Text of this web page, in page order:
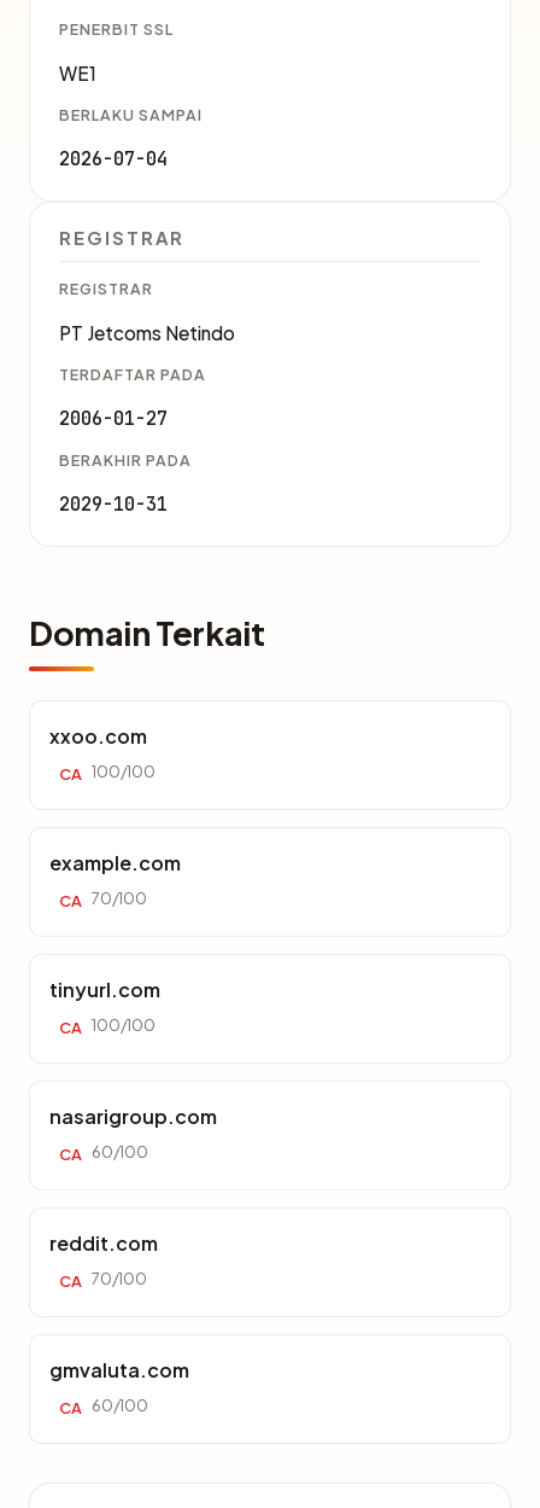
PENERBIT SSL
WE1
BERLAKU SAMPAI
2026-07-04
REGISTRAR
REGISTRAR
PT Jetcoms Netindo
TERDAFTAR PADA
2006-01-27
BERAKHIR PADA
2029-10-31
Domain Terkait
xxoo.com
CA 100/100
example.com
CA 70/100
tinyurl.com
CA 100/100
nasarigroup.com
CA 60/100
reddit.com
CA 70/100
gmvaluta.com
CA 60/100